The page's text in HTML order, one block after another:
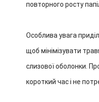
повторного росту
Особлива увага
щоб мінімізувати
слизової оболонки.
короткий час і не